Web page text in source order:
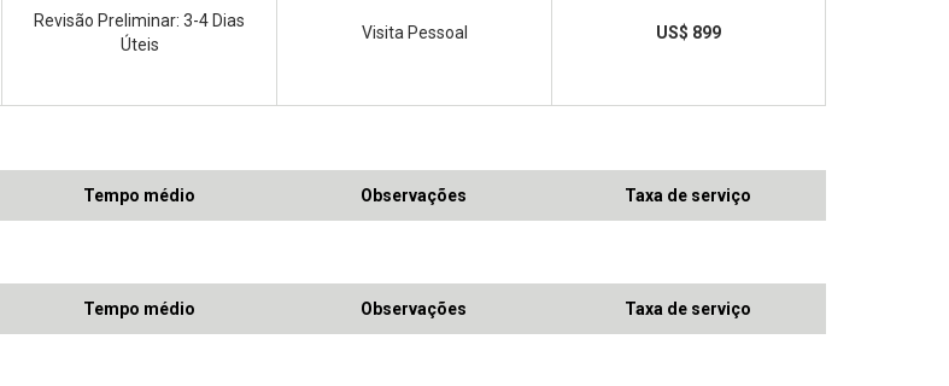
Revisão Preliminar: 3-4 Dias
Úteis
Visita Pessoal US$ 899
Tempo médio Observações Taxa de serviço
Tempo médio Observações Taxa de serviço